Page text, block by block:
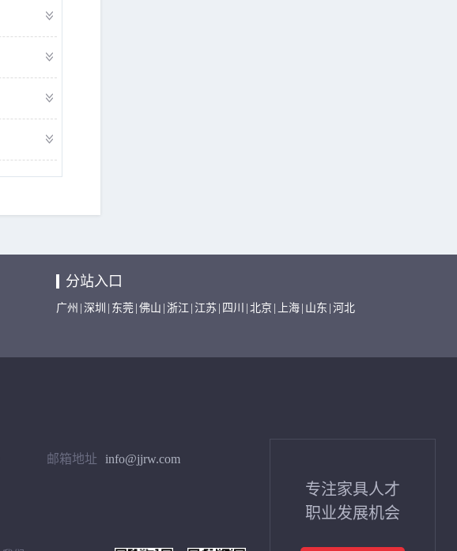
分站入口
广州 深圳 东莞 佛山 浙江 江苏 四川 北京 上海 山东 河北
邮箱地址 info@jjrw.com
专注家具人才
职业发展机会